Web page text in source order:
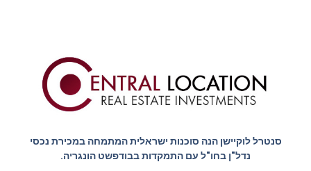
סנטרל לוקיישן הנה סוכנות ישראלית המתמחה במכירת נכסי
נדל"ן בחו"ל עם התמקדות בבודפשט הונגריה.